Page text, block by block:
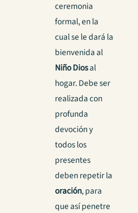
ceremonia
formal, en la
cual se le dará la
bienvenida al
Niño Diosal
hogar. Debe ser
realizada con
profunda
devoción y
todos los
presentes
deben repetir la
oración, para
que así penetre